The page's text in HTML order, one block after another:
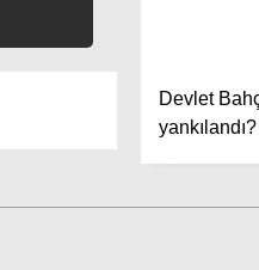
Devlet
yankılandı?